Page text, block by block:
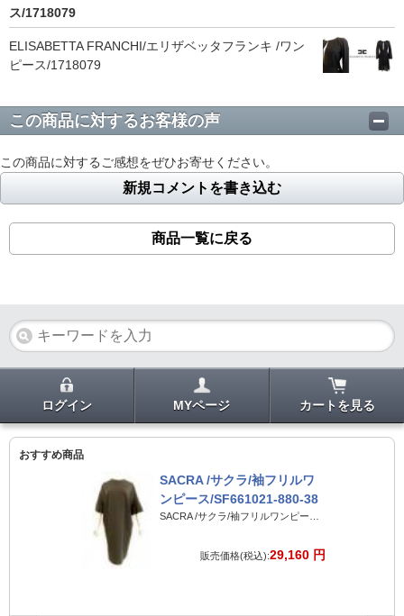
ス/1718079
ELISABETTA FRANCHI/エリザベッタフランキ /ワン
ピース/1718079
この商品に対するお客様の声
この商品に対するご感想をぜひお寄せください。
新規コメントを書き込む
商品一覧に戻る
ログイン MYページ カートを見る
おすすめ商品
SACRA /サクラ/袖フリルワ
ンピース/SF661021-880-38
SACRA /サクラ/袖フリルワンピース/SF661021-880-38
販売価格(税込):29,160 円